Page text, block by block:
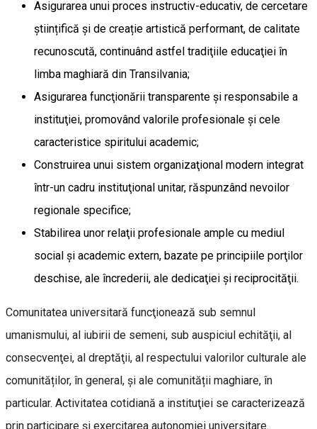
Asigurarea unui proces instructiv-educativ, de cercetare
științifică și de creație artistică performant, de calitate
recunoscută, continuând astfel tradiţiile educaţiei în
limba maghiară din Transilvania;
Asigurarea funcţionării transparente şi responsabile a
instituţiei, promovând valorile profesionale şi cele
caracteristice spiritului academic;
Construirea unui sistem organizaţional modern integrat
într-un cadru instituţional unitar, răspunzând nevoilor
regionale specifice;
Stabilirea unor relaţii profesionale ample cu mediul
social şi academic extern, bazate pe principiile porţilor
deschise, ale încrederii, ale dedicaţiei şi reciprocităţii.
Comunitatea universitară funcţionează sub semnul
umanismului, al iubirii de semeni, sub auspiciul echităţii, al
consecvenţei, al dreptăţii, al respectului valorilor culturale ale
comunităților, în general, și ale comunității maghiare, în
particular. Activitatea cotidiană a instituţiei se caracterizează
prin participare şi exercitarea autonomiei universitare.